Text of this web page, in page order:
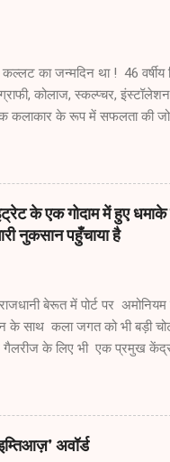
का जन्मदिन था ! 46 वर्षीय
कोलाज, स्कल्प्चर,
कलाकार के रूप में सफलता की जो
के चहेते बन गए और जिस क्लब में
देश/विदेश की ऑर्ट गैलरीज
मकबूल फिदा हुसेन, सैयद हैदर
है । भारत में नई दिल्ली की नेचर
डेनियल टेम्प्लोन तथा बर्लिन
के एक गोदाम में हुए
नुकसान पहुँचाया है
बेरूत में पोर्ट पर
के साथ कला जगत को भी बड़ी
गैलरीज के लिए भी एक प्रमुख
धमाके की चपेट में आई हैं, और
। पोर्ट के नजदीक स्थित
कर्मचारी बुरी तरह घायल होने
हुआ है कि बचा क्या है और
अवॉर्ड